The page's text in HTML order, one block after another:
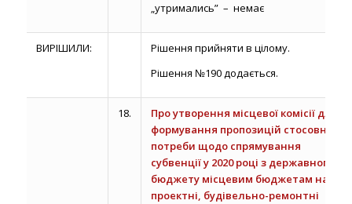
„утримались” – немає
ВИРІШИЛИ:
Рішення прийняти в цілому.
Рішення №190 додається.
18.
Про утворення місцевої комісії для
формування пропозицій стосовно
потреби щодо спрямування
субвенції у 2020 році з державного
бюджету місцевим бюджетам на
проектні, будівельно-ремонтні